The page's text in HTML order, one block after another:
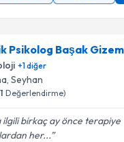
Psikolog Başak
+1diğer
, Seyhan
1 Değerlendirme)
ilgili birkaç ay önce terapiye
her...